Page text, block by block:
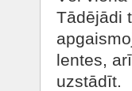
Tādējādi
lentes,
uzstādīt.